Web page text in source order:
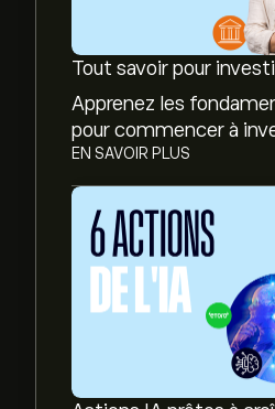
Tout savoir pour
Apprenez les
pour commencer à
EN SAVOIR PLUS
Le prix actuel de
Le prix cible moyen
obtenir des prévisions